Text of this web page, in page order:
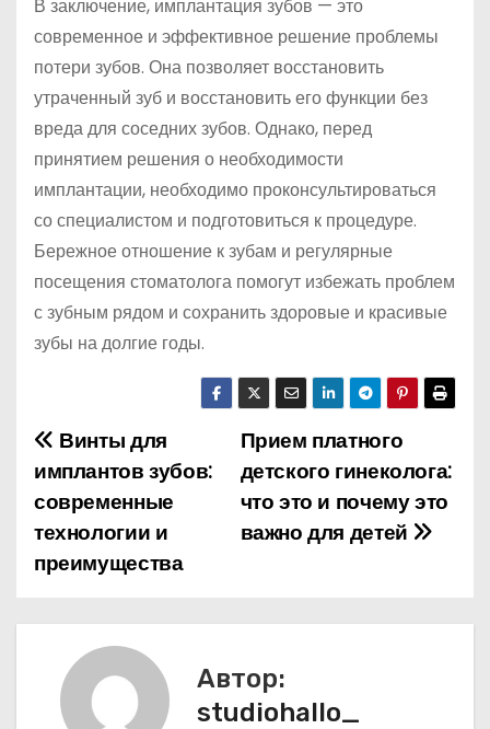
В заключение, имплантация зубов — это
современное и эффективное решение проблемы
потери зубов. Она позволяет восстановить
утраченный зуб и восстановить его функции без
вреда для соседних зубов. Однако, перед
принятием решения о необходимости
имплантации, необходимо проконсультироваться
со специалистом и подготовиться к процедуре.
Бережное отношение к зубам и регулярные
посещения стоматолога помогут избежать проблем
с зубным рядом и сохранить здоровые и красивые
зубы на долгие годы.
Н
а
в
и
г
Прием платного
детского гинеколога:
что это и почему это
важно для детей
Винты для
имплантов зубов:
современные
технологии и
преимущества
Автор:
studiohallo_